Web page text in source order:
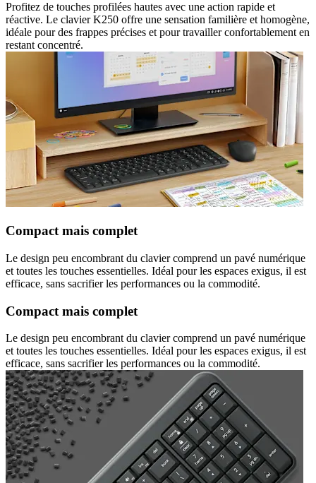
Profitez de touches profilées hautes avec une action rapide et
réactive. Le clavier K250 offre une sensation familière et homogène,
idéale pour des frappes précises et pour travailler confortablement en
restant concentré.
Compact mais complet
Le design peu encombrant du clavier comprend un pavé numérique
et toutes les touches essentielles. Idéal pour les espaces exigus, il est
efficace, sans sacrifier les performances ou la commodité.
Compact mais complet
Le design peu encombrant du clavier comprend un pavé numérique
et toutes les touches essentielles. Idéal pour les espaces exigus, il est
efficace, sans sacrifier les performances ou la commodité.